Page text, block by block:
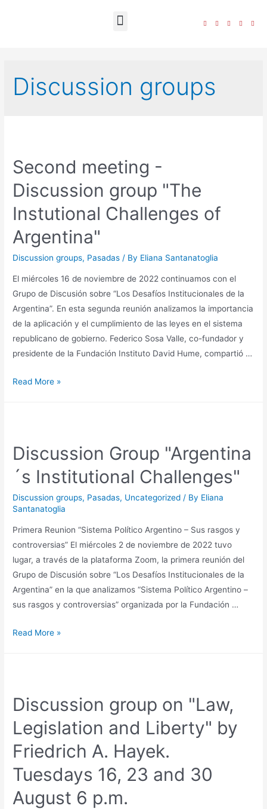
Discussion groups
Second meeting -
Discussion group "The
Instutional Challenges of
Argentina"
Discussion groups, Pasadas / By Eliana Santanatoglia
El miércoles 16 de noviembre de 2022 continuamos con el
Grupo de Discusión sobre “Los Desafíos Institucionales de la
Argentina”. En esta segunda reunión analizamos la importancia
de la aplicación y el cumplimiento de las leyes en el sistema
republicano de gobierno. Federico Sosa Valle, co-fundador y
presidente de la Fundación Instituto David Hume, compartió …
Read More »
Discussion Group "Argentina
´s Institutional Challenges"
Discussion groups, Pasadas, Uncategorized / By Eliana
Santanatoglia
Primera Reunion “Sistema Político Argentino – Sus rasgos y
controversias” El miércoles 2 de noviembre de 2022 tuvo
lugar, a través de la plataforma Zoom, la primera reunión del
Grupo de Discusión sobre “Los Desafíos Institucionales de la
Argentina” en la que analizamos “Sistema Político Argentino –
sus rasgos y controversias” organizada por la Fundación …
Read More »
Discussion group on "Law,
Legislation and Liberty" by
Friedrich A. Hayek.
Tuesdays 16, 23 and 30
August 6 p.m.